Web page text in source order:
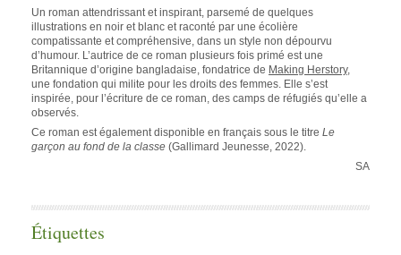
Un roman attendrissant et inspirant, parsemé de quelques
illustrations en noir et blanc et raconté par une écolière
compatissante et compréhensive, dans un style non dépourvu
d’humour. L’autrice de ce roman plusieurs fois primé est une
Britannique d’origine bangladaise, fondatrice de Making Herstory,
une fondation qui milite pour les droits des femmes. Elle s’est
inspirée, pour l’écriture de ce roman, des camps de réfugiés qu’elle a
observés.
Ce roman est également disponible en français sous le titre Le
garçon au fond de la classe (Gallimard Jeunesse, 2022).
SA
Étiquettes